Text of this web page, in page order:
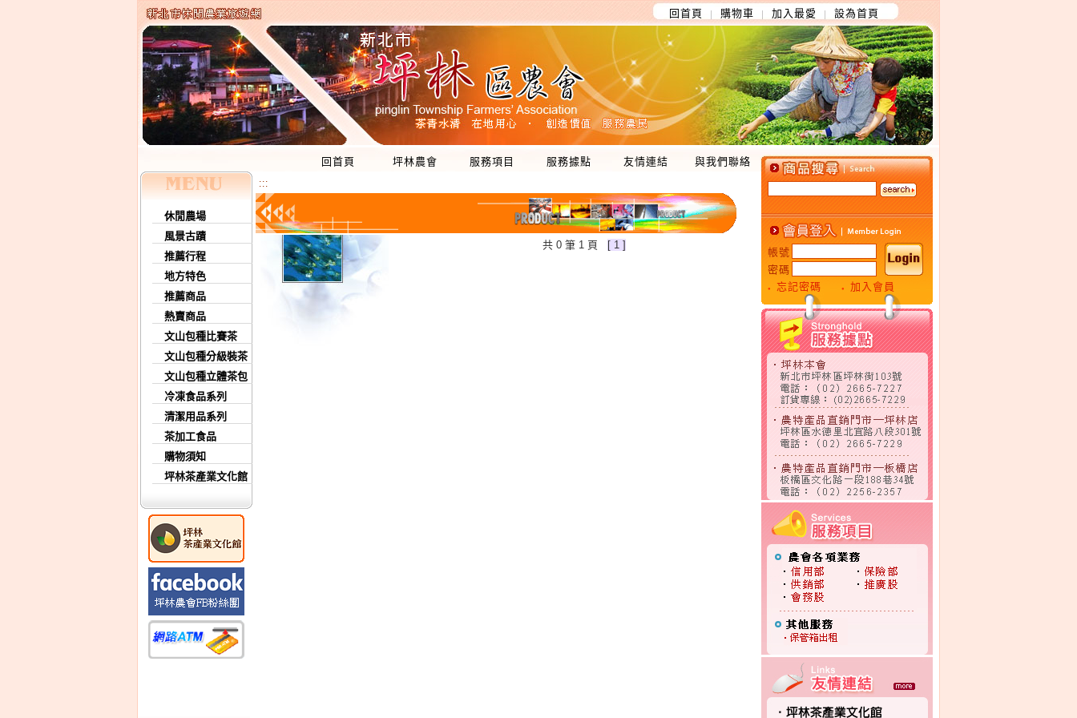
回首頁 購物車 加入最愛 設為首頁
回首頁 坪林農會 服務項目 服務據點 友情連結 與我們聯絡
休閒農場
風景古蹟
推薦行程
地方特色
推薦商品
熱賣商品
文山包種比賽茶
文山包種分級裝茶
文山包種立體茶包
冷凍食品系列
清潔用品系列
茶加工食品
購物須知
坪林茶產業文化館
:::
共 0 筆 1 頁 [ 1 ]
帳號
密碼
● 忘記密碼 ● 加入會員